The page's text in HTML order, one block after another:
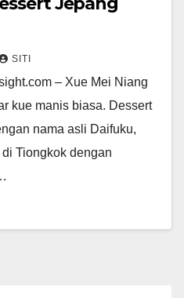
SITI
– Xue Mei Niang
kue manis biasa. Dessert
nama asli Daifuku,
Tiongkok dengan